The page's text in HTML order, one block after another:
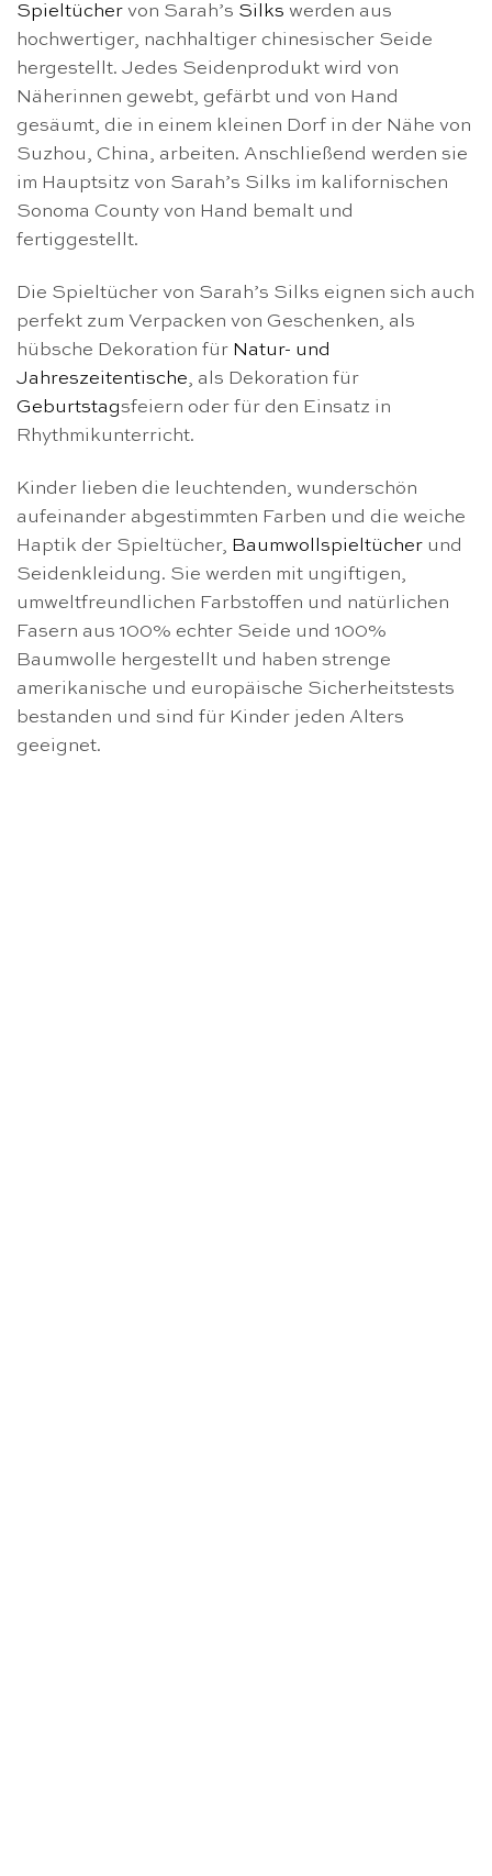
Spieltücher von Sarah’s Silks werden aus
hochwertiger, nachhaltiger chinesischer Seide
hergestellt. Jedes Seidenprodukt wird von
Näherinnen gewebt, gefärbt und von Hand
gesäumt, die in einem kleinen Dorf in der Nähe von
Suzhou, China, arbeiten. Anschließend werden sie
im Hauptsitz von Sarah’s Silks im kalifornischen
Sonoma County von Hand bemalt und
fertiggestellt.
Die Spieltücher von Sarah’s Silks eignen sich auch
perfekt zum Verpacken von Geschenken, als
hübsche Dekoration für Natur- und
Jahreszeitentische, als Dekoration für
Geburtstagsfeiern oder für den Einsatz in
Rhythmikunterricht.
Kinder lieben die leuchtenden, wunderschön
aufeinander abgestimmten Farben und die weiche
Haptik der Spieltücher, Baumwollspieltücher und
Seidenkleidung. Sie werden mit ungiftigen,
umweltfreundlichen Farbstoffen und natürlichen
Fasern aus 100% echter Seide und 100%
Baumwolle hergestellt und haben strenge
amerikanische und europäische Sicherheitstests
bestanden und sind für Kinder jeden Alters
geeignet.